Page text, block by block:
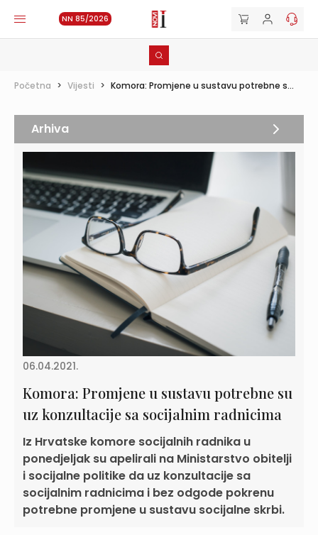
NN 85/2026
Početna > Vijesti > Komora: Promjene u sustavu potrebne s...
06.04.2021.
Komora: Promjene u sustavu potrebne su
uz konzultacije sa socijalnim radnicima
Iz Hrvatske komore socijalnih radnika u
ponedjeljak su apelirali na Ministarstvo obitelji
i socijalne politike da uz konzultacije sa
socijalnim radnicima i bez odgode pokrenu
potrebne promjene u sustavu socijalne skrbi.
Arhiva